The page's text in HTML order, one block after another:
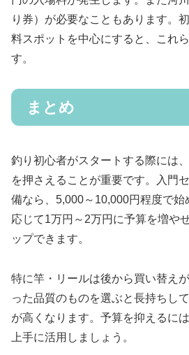
り券）が必要なこともあります。
料スポットを中心にすると、これ
す。
まとめ
釣り初心者がスタートする際には
を押さえることが重要です。入門
備なら、5,000～10,000円程度で始
応じて1万円～2万円に予算を増や
ップできます。
特に竿・リールは後から買い替え
った品質のものを選ぶと長持ちし
が高くなります。予算を抑えるに
上手に活用しましょう。